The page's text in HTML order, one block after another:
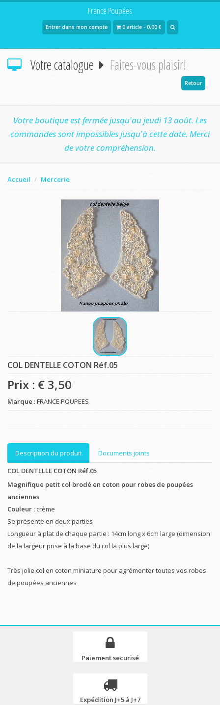
France Poupées
Entrer dans mon compte 0 article - 0,00 €
Votre catalogue Faites-vous plaisir!
Retour
Votre boutique est fermée jusqu'au jeudi 13 août. Les
commandes sont impossibles jusqu'à cette date. Merci
de votre compréhension.
Accueil Mercerie
COL DENTELLE COTON Réf.05
Prix : € 3,50
Marque : FRANCE POUPEES
Description du produit
Documents joints
COL DENTELLE COTON Réf.05
Magnifique petit col brodé en coton pour robes de poupées
anciennes
Couleur :crème
Se présente en deux parties
Longueur à plat de chaque partie : 14cm long x 6cm large (dimension
de la largeur prise à la base du col la plus large)
Très jolie col en coton miniature pour agrémenter toutes vos robes
de poupées anciennes
Paiement securisé
Expédition J+5 à J+7